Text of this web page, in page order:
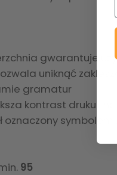
gwarantuje
uniknąć
gramatur
kontrast druku i
oznaczony symbolem
95